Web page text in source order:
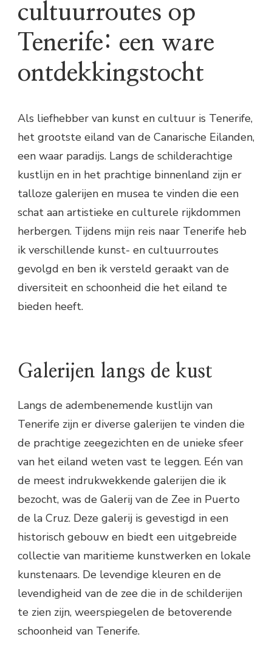
cultuurroutes op
Tenerife: een ware
ontdekkingstocht
Als liefhebber van kunst en cultuur is Tenerife,
het grootste eiland van de Canarische Eilanden,
een waar paradijs. Langs de schilderachtige
kustlijn en in het prachtige binnenland zijn er
talloze galerijen en musea te vinden die een
schat aan artistieke en culturele rijkdommen
herbergen. Tijdens mijn reis naar Tenerife heb
ik verschillende kunst- en cultuurroutes
gevolgd en ben ik versteld geraakt van de
diversiteit en schoonheid die het eiland te
bieden heeft.
Galerijen langs de kust
Langs de adembenemende kustlijn van
Tenerife zijn er diverse galerijen te vinden die
de prachtige zeegezichten en de unieke sfeer
van het eiland weten vast te leggen. Eén van
de meest indrukwekkende galerijen die ik
bezocht, was de Galerij van de Zee in Puerto
de la Cruz. Deze galerij is gevestigd in een
historisch gebouw en biedt een uitgebreide
collectie van maritieme kunstwerken en lokale
kunstenaars. De levendige kleuren en de
levendigheid van de zee die in de schilderijen
te zien zijn, weerspiegelen de betoverende
schoonheid van Tenerife.